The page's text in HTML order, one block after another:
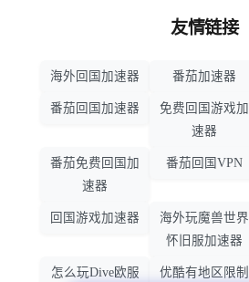
友情链接
海外回国加速器 番茄加速器
番茄回国加速器
免费回国游戏加
速器
番茄免费回国加
速器
番茄回国VPN
回国游戏加速器
海外玩魔兽世界
怀旧服加速器
怎么玩Dive欧服 优酷有地区限制